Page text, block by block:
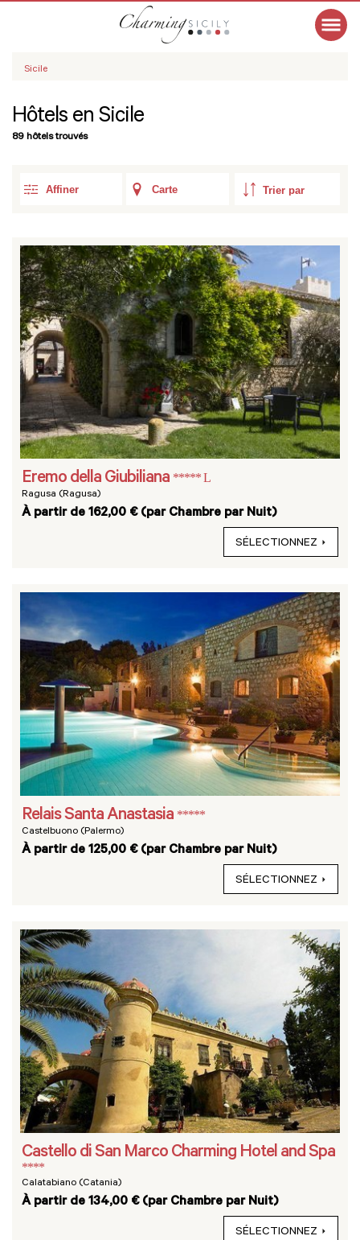
Sicile
Hôtels en Sicile
89 hôtels trouvés
Affiner Carte
Eremo della Giubiliana ***** L
Ragusa (Ragusa)
À partir de 162,00 € (par Chambre par Nuit)
SÉLECTIONNEZ
Relais Santa Anastasia *****
Castelbuono (Palermo)
À partir de 125,00 € (par Chambre par Nuit)
SÉLECTIONNEZ
Castello di San Marco Charming Hotel and Spa
****
Calatabiano (Catania)
À partir de 134,00 € (par Chambre par Nuit)
SÉLECTIONNEZ